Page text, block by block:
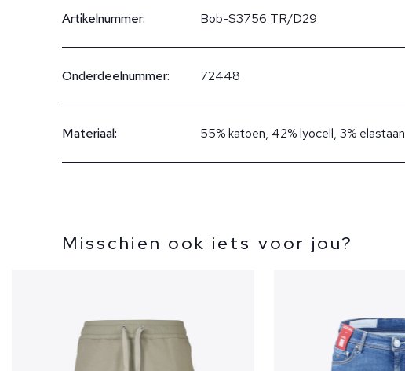
Artikelnummer: Bob-S3756 TR/D29
Onderdeelnummer: 72448
Materiaal: 55% katoen, 42% lyocell, 3% elastaan
Misschien ook iets voor jou?